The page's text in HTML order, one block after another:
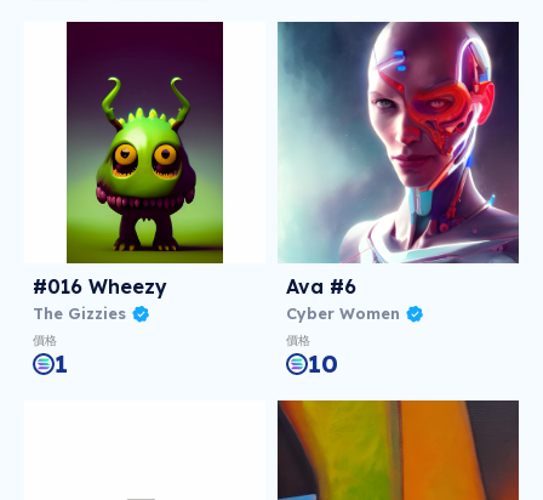
#016 Wheezy
The Gizzies
價格
1
Ava #6
Cyber Women
價格
10